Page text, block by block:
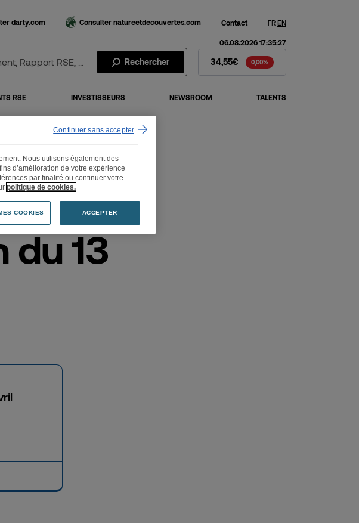
darty.com Consulter natureetdecouvertes.com Contact FR EN
Rechercher Action Fnac Darty - Cours de
06.08.2026 17:35:27
34,55€ 0,00%
RSE INVESTISSEURS NEWSROOM TALENTS
du 13
Nous utilisons également des
d’amélioration de votre expérience
par finalité ou continuer votre
politique de cookies.
COOKIES ACCEPTER
Continuer sans accepter